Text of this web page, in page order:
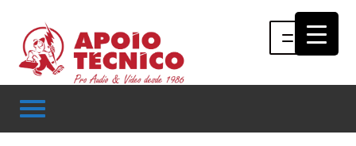
Pular
para
navegação
Pular
para
o
conteúdo
Menu